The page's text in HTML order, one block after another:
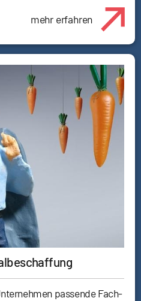
mehr erfahren
passende Fach-